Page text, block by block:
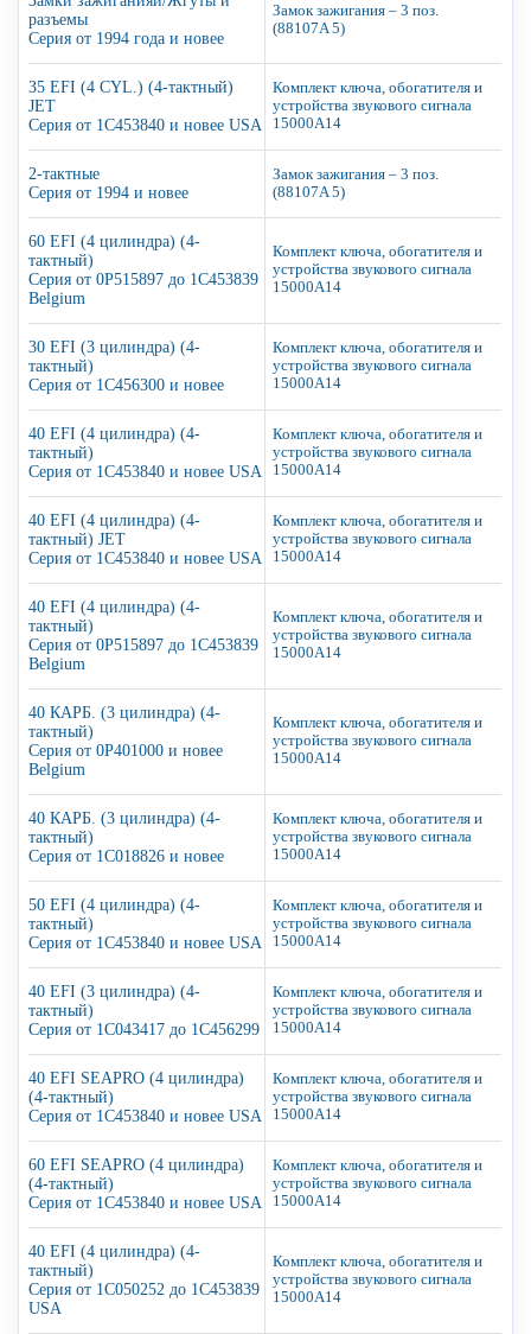
разъемы
Серия от 1994 года и новее
Замок зажигания – 3 поз.
(88107A 5)
35 EFI (4 CYL.) (4-тактный)
JET
Серия от 1C453840 и новее USA
Комплект ключа, обогатителя и
устройства звукового сигнала
15000A14
2-тактные
Серия от 1994 и новее
Замок зажигания – 3 поз.
(88107A 5)
60 EFI (4 цилиндра) (4-
тактный)
Серия от 0P515897 до 1C453839
Belgium
Комплект ключа, обогатителя и
устройства звукового сигнала
15000A14
30 EFI (3 цилиндра) (4-
тактный)
Серия от 1C456300 и новее
Комплект ключа, обогатителя и
устройства звукового сигнала
15000A14
40 EFI (4 цилиндра) (4-
тактный)
Серия от 1C453840 и новее USA
Комплект ключа, обогатителя и
устройства звукового сигнала
15000A14
40 EFI (4 цилиндра) (4-
тактный) JET
Серия от 1C453840 и новее USA
Комплект ключа, обогатителя и
устройства звукового сигнала
15000A14
40 EFI (4 цилиндра) (4-
тактный)
Серия от 0P515897 до 1C453839
Belgium
Комплект ключа, обогатителя и
устройства звукового сигнала
15000A14
40 КАРБ. (3 цилиндра) (4-
тактный)
Серия от 0P401000 и новее
Belgium
Комплект ключа, обогатителя и
устройства звукового сигнала
15000A14
40 КАРБ. (3 цилиндра) (4-
тактный)
Серия от 1C018826 и новее
Комплект ключа, обогатителя и
устройства звукового сигнала
15000A14
50 EFI (4 цилиндра) (4-
тактный)
Серия от 1C453840 и новее USA
Комплект ключа, обогатителя и
устройства звукового сигнала
15000A14
40 EFI (3 цилиндра) (4-
тактный)
Серия от 1C043417 до 1C456299
Комплект ключа, обогатителя и
устройства звукового сигнала
15000A14
40 EFI SEAPRO (4 цилиндра)
(4-тактный)
Серия от 1C453840 и новее USA
Комплект ключа, обогатителя и
устройства звукового сигнала
15000A14
60 EFI SEAPRO (4 цилиндра)
(4-тактный)
Серия от 1C453840 и новее USA
Комплект ключа, обогатителя и
устройства звукового сигнала
15000A14
40 EFI (4 цилиндра) (4-
тактный)
Серия от 1C050252 до 1C453839
USA
Комплект ключа, обогатителя и
устройства звукового сигнала
15000A14